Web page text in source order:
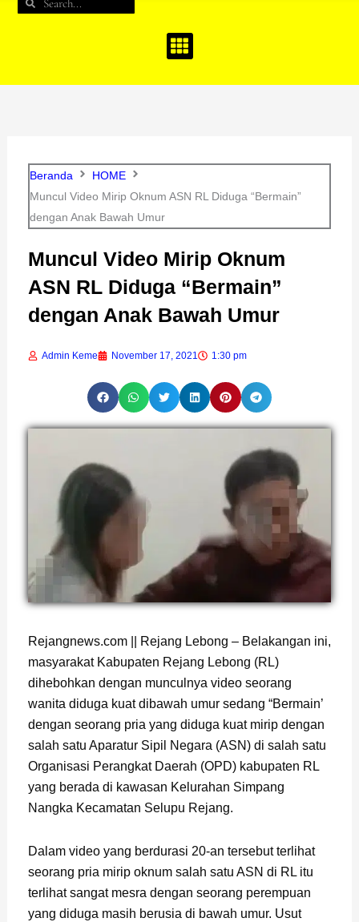
Beranda
HOME
Muncul Video Mirip Oknum ASN RL Diduga “Bermain”
dengan Anak Bawah Umur
Muncul Video Mirip Oknum
ASN RL Diduga “Bermain”
dengan Anak Bawah Umur
Admin Keme November 17, 2021 1:30 pm
Rejangnews.com || Rejang Lebong – Belakangan ini,
masyarakat Kabupaten Rejang Lebong (RL)
dihebohkan dengan munculnya video seorang
wanita diduga kuat dibawah umur sedang “Bermain’
dengan seorang pria yang diduga kuat mirip dengan
salah satu Aparatur Sipil Negara (ASN) di salah satu
Organisasi Perangkat Daerah (OPD) kabupaten RL
yang berada di kawasan Kelurahan Simpang
Nangka Kecamatan Selupu Rejang.
Dalam video yang berdurasi 20-an tersebut terlihat
seorang pria mirip oknum salah satu ASN di RL itu
terlihat sangat mesra dengan seorang perempuan
yang diduga masih berusia di bawah umur. Usut